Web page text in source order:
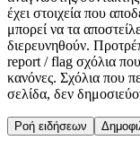
έχει στοιχεία που
μπορεί να τα
διερευνηθούν.
report / flag σχόλια
κανόνες. Σχόλια που
σελίδα, δεν
Ροή ειδήσεων